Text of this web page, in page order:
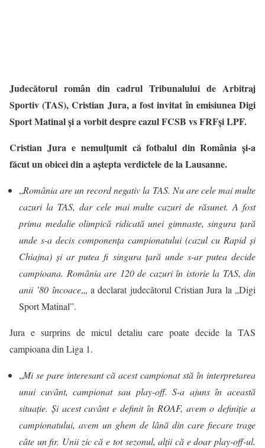
Judecătorul român din cadrul Tribunalului de Arbitraj
Sportiv (TAS), Cristian Jura, a fost invitat în emisiunea Digi
Sport Matinal și a vorbit despre cazul FCSB vs FRFși LPF.
Cristian Jura e nemulţumit că fotbalul din România şi-a
făcut un obicei din a aştepta verdictele de la Lausanne.
„România are un record negativ la TAS. Nu are cele mai multe
cazuri la TAS, dar cele mai multe cazuri de răsunet. A fost
prima medalie olimpică ridicată unei gimnaste, singura ţară
unde s-a decis componenţa campionatului (cazul cu Rapid şi
Chiajna) şi ar putea fi singura ţară unde s-ar putea decide
campioana. România are 120 de cazuri în istorie la TAS, din
anii ’80 încoace„, a declarat judecătorul Cristian Jura la „Digi
Sport Matinal”.
Jura e surprins de micul detaliu care poate decide la TAS
campioana din Liga 1.
„Mi se pare interesant că acest campionat stă în interpretarea
unui cuvânt, campionat sau play-off. S-a ajuns în această
situaţie. Şi acest cuvânt e definit în ROAF, avem o definiţie a
campionatului, avem un ghem de lână din care fiecare trage
câte un fir. Unii zic că e tot sezonul, alţii că e doar play-off-ul.